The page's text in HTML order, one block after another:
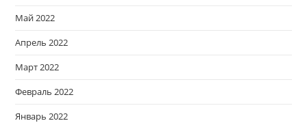
Май 2022
Апрель 2022
Март 2022
Февраль 2022
Январь 2022